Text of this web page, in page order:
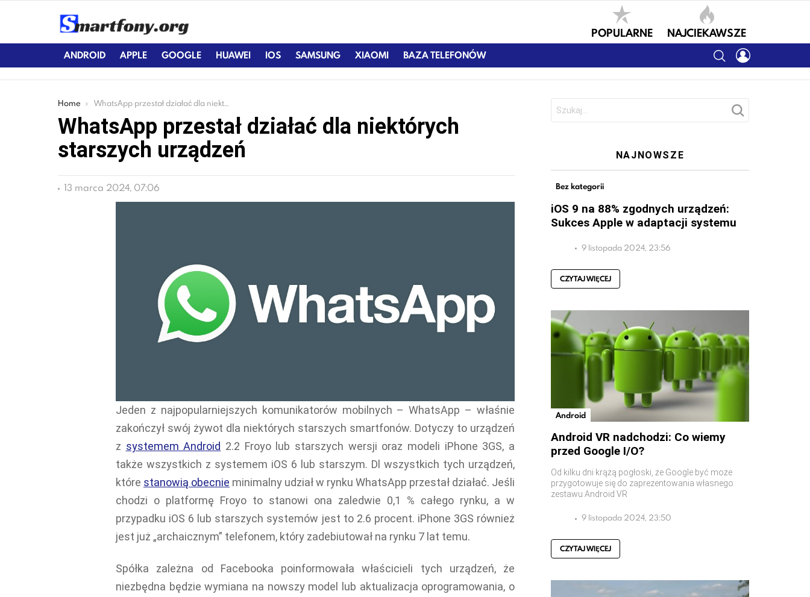
POPULARNE NAJCIEKAWSZE
ANDROID APPLE GOOGLE HUAWEI IOS SAMSUNG XIAOMI BAZA TELEFONÓW SEARCH
You are here:
Home WhatsApp przestał działać dla niektórych starszych urządzeń
WhatsApp przestał działać dla niektórych
starszych urządzeń
13 marca 2024, 07:06
Jeden z najpopularniejszych komunikatorów mobilnych – WhatsApp – właśnie
zakończył swój żywot dla niektórych starszych smartfonów. Dotyczy to urządzeń
z systemem Android 2.2 Froyo lub starszych wersji oraz modeli iPhone 3GS, a
także wszystkich z systemem iOS 6 lub starszym. Dl wszystkich tych urządzeń,
które stanowią obecnie minimalny udział w rynku WhatsApp przestał działać. Jeśli
chodzi o platformę Froyo to stanowi ona zaledwie 0,1 % całego rynku, a w
przypadku iOS 6 lub starszych systemów jest to 2.6 procent. iPhone 3GS również
jest już „archaicznym” telefonem, który zadebiutował na rynku 7 lat temu.
Spółka zależna od Facebooka poinformowała właścicieli tych urządzeń, że
niezbędna będzie wymiana na nowszy model lub aktualizacja oprogramowania, o
NAJNOWSZE
Bez kategorii
iOS 9 na 88% zgodnych urządzeń:
Sukces Apple w adaptacji systemu
9 listopada 2024, 23:56
CZYTAJ WIĘCEJ
Android
Android VR nadchodzi: Co wiemy
przed Google I/O?
Od kilku dni krążą pogłoski, że Google być może
przygotowuje się do zaprezentowania własnego
zestawu Android VR
9 listopada 2024, 23:50
CZYTAJ WIĘCEJ